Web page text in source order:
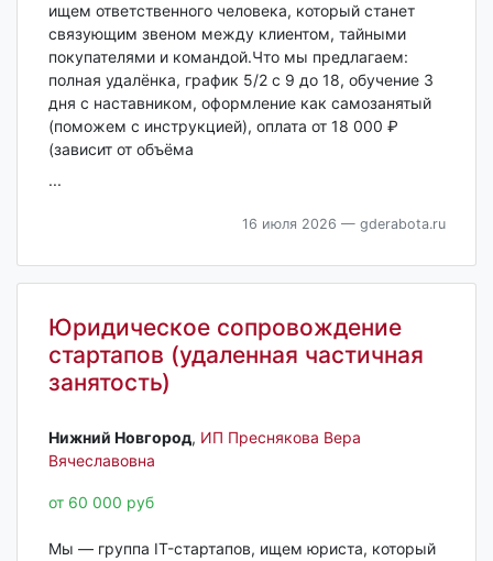
ищем ответственного человека, который станет
связующим звеном между клиентом, тайными
покупателями и командой.Что мы предлагаем:
полная удалёнка, график 5/2 с 9 до 18, обучение 3
дня с наставником, оформление как самозанятый
(поможем с инструкцией), оплата от 18 000 ₽
(зависит от объёма
...
16 июля 2026 — gderabota.ru
Юридическое сопровождение
стартапов (удаленная частичная
занятость)
Нижний Новгород‎, ИП Преснякова Вера
Вячеславовна
от 60 000 руб
Мы — группа IT-стартапов, ищем юриста, который